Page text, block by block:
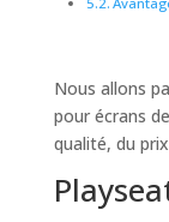
Nous allons
pour écrans
qualité, du